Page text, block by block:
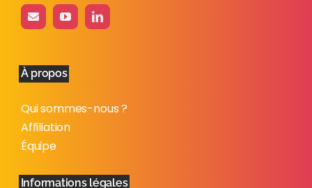
À propos
Qui sommes-nous ?
Affiliation
Équipe
Informations légales